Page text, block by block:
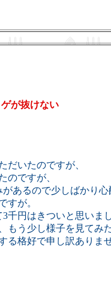
が抜けない
だいたのですが、
のですが、
あるので少しばかり心
すが。
千円はきついと思いまし
もう少し様子を見てみ
る格好で申し訳ありませ